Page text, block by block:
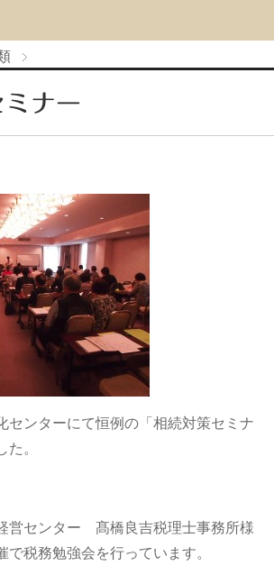
ナー
センターにて恒例の「相続対策セミナ
た。
営センター 髙橋良吉税理士事務所様
で税務勉強会を行っています。